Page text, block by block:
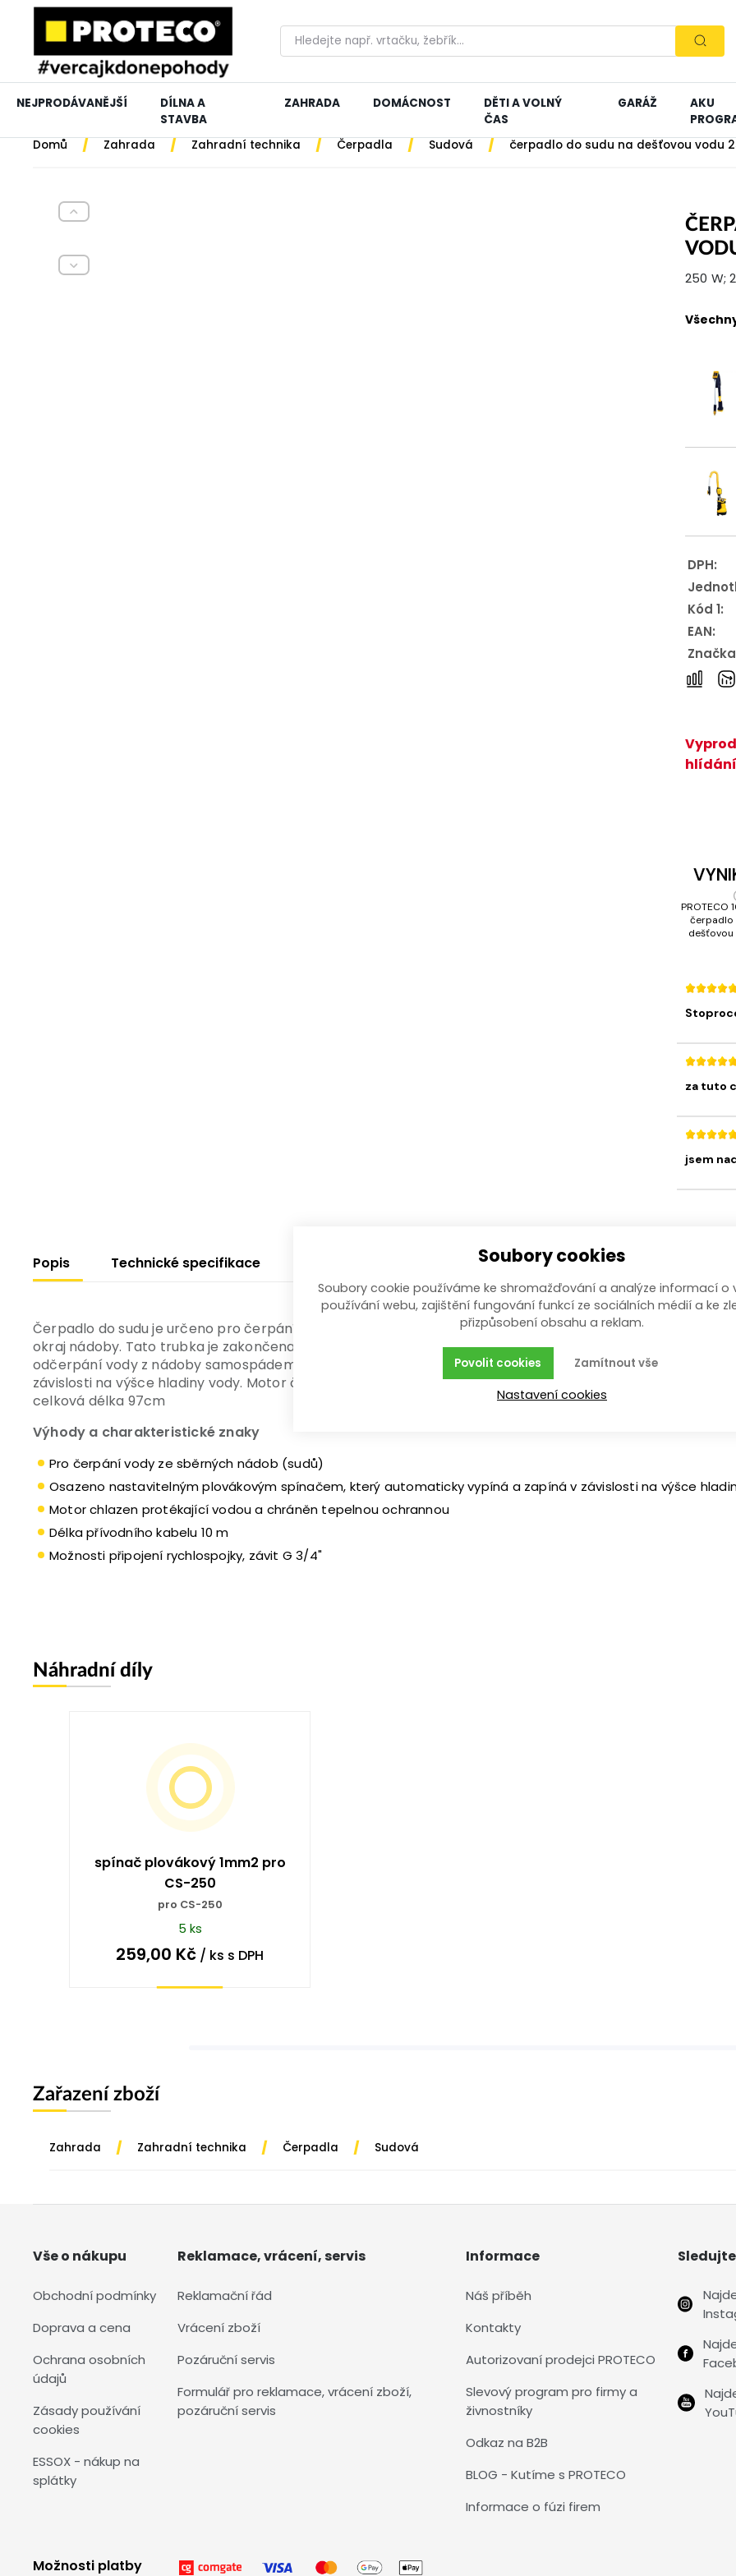
NEJPRODÁVANĚJŠÍ
DÍLNA A
STAVBA
ZAHRADA DOMÁCNOST
DĚTI A VOLNÝ
ČAS
GARÁŽ
AKU
Domů
/ Zahrada / Zahradní technika / Čerpadla / Sudová / čerpadlo do sudu na dešťovou vodu
250 W;
DPH:
Kód 1:
EAN:
PROTECO
čerpadlo
za tuto
jsem
Popis Technické specifikace
Čerpadlo do sudu je určeno pro čerpání vody do teploty 35°C, ze sběrných nádob zejména sudů.
okraj nádoby. Tato trubka je zakončena uzavíracím ventilem a čepem pro připojení rychlospojky hadice.
odčerpání vody z nádoby samospádem. Čerpadlo je osazeno klasickým nastavitelným plovákovým
závislosti na výšce hladiny vody. Motor čerpadla je chlazen protékající vodou a je vybaven tepelnou
celková délka 97cm
Výhody a charakteristické znaky
Pro čerpání vody ze sběrných nádob (sudů)
Osazeno nastavitelným plovákovým spínačem, který automaticky vypíná a zapíná v závislosti na výšce
Motor chlazen protékající vodou a chráněn tepelnou ochrannou
Délka přívodního kabelu 10 m
Možnosti připojení rychlospojky, závit G 3/4"
Náhradní díly
spínač plovákový 1mm2 pro
CS-250
pro CS-250
5 ks
259,00 Kč / ks s DPH
Zařazení zboží
Zahrada / Zahradní technika / Čerpadla / Sudová
Vše o nákupu
Obchodní podmínky
Doprava a cena
Ochrana osobních
údajů
Zásady používání
cookies
ESSOX - nákup na
splátky
Reklamace, vrácení, servis
Reklamační řád
Vrácení zboží
Pozáruční servis
Formulář pro reklamace, vrácení zboží,
pozáruční servis
Informace
Náš příběh
Kontakty
Autorizovaní prodejci PROTECO
Slevový program pro firmy a
živnostníky
Odkaz na B2B
BLOG - Kutíme s PROTECO
Informace o fúzi firem
Možnosti platby
Soubory cookies
Soubory cookie používáme ke shromažďování a analýze informací o
používání webu, zajištění fungování funkcí ze sociálních médií a ke
přizpůsobení obsahu a reklam.
Zamítnout vše
Povolit cookies
Nastavení cookies